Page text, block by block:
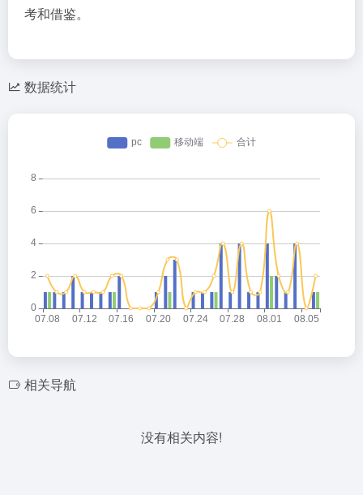
考和借鉴。
数据统计
相关导航
没有相关内容!